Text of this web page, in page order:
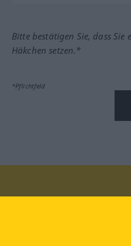
Bitte bestätigen Sie, dass Sie
Häkchen setzen.*
*Pflichtfeld
Besuchen Sie uns auf: